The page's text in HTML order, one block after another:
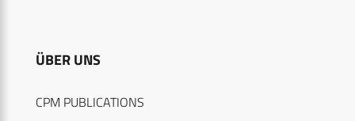
ÜBER UNS
CPM PUBLICATIONS